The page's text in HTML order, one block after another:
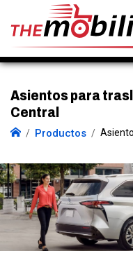
Asientos para
Central
Productos